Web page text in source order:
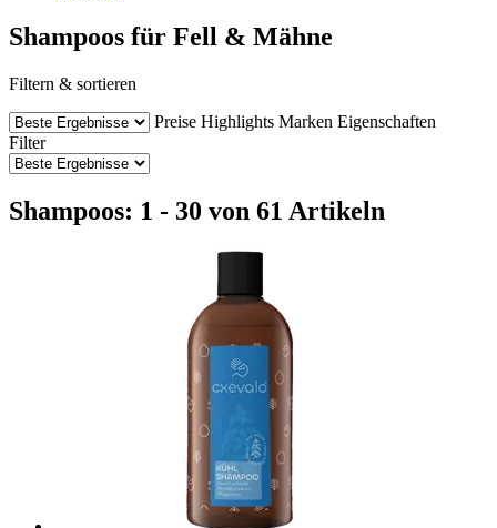
Shampoos für Fell & Mähne
Filtern & sortieren
Preise Highlights Marken Eigenschaften
Filter
Shampoos: 1 - 30 von 61 Artikeln